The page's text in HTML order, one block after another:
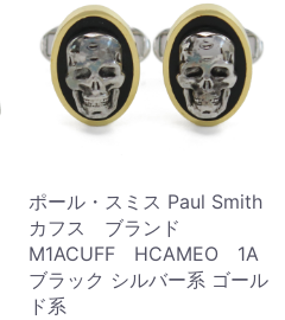
ポール・スミス Paul Smith
カフス ブランド
M1ACUFF HCAMEO 1A
ブラック シルバー系 ゴール
ド系